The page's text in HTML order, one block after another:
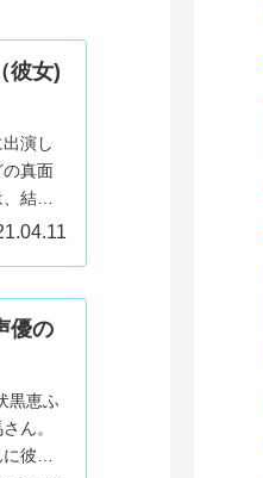
彼女)
演し
真面
結婚
優の
黒恵ふ
ん。
彼女